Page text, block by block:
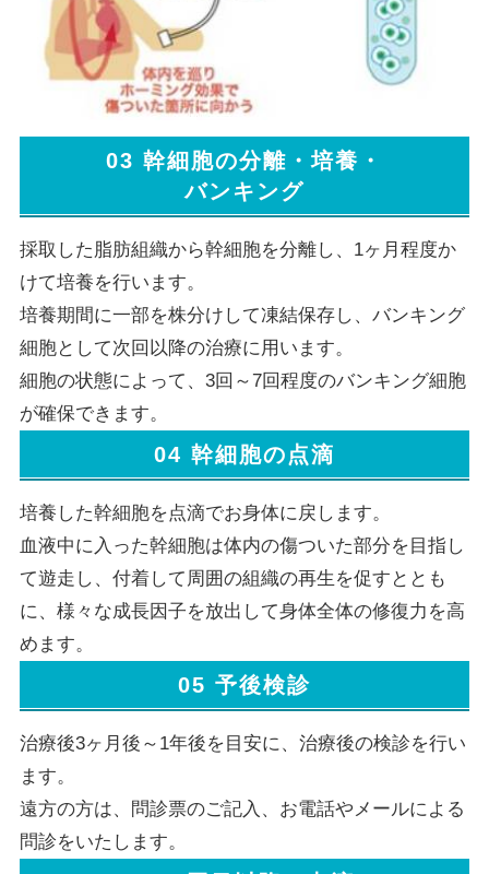
03 幹細胞の分離・培養・
バンキング
採取した脂肪組織から幹細胞を分離し、1ヶ月程度か
けて培養を行います。
培養期間に一部を株分けして凍結保存し、バンキング
細胞として次回以降の治療に用います。
細胞の状態によって、3回～7回程度のバンキング細胞
が確保できます。
04 幹細胞の点滴
培養した幹細胞を点滴でお身体に戻します。
血液中に入った幹細胞は体内の傷ついた部分を目指し
て遊走し、付着して周囲の組織の再生を促すととも
に、様々な成長因子を放出して身体全体の修復力を高
めます。
05 予後検診
治療後3ヶ月後～1年後を目安に、治療後の検診を行い
ます。
遠方の方は、問診票のご記入、お電話やメールによる
問診をいたします。